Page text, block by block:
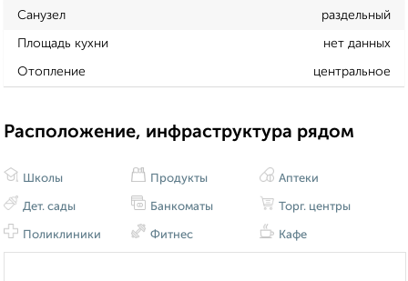
Санузел раздельный
Площадь кухни нет данных
Отопление центральное
Расположение, инфраструктура рядом
Школы
Дет. сады
Поликлиники
Продукты
Банкоматы
Фитнес
Аптеки
Торг. центры
Кафе